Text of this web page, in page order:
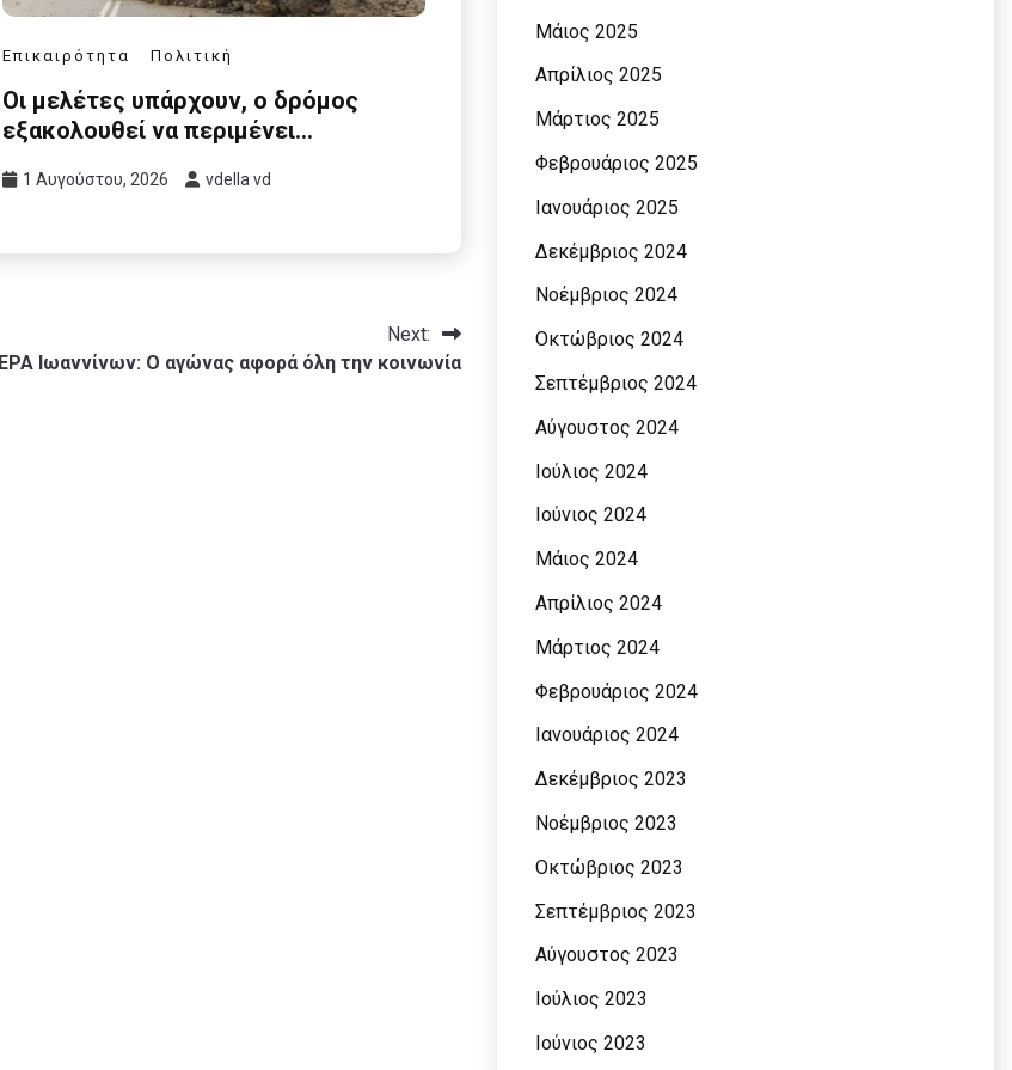
Επικαιρότητα Πολιτική
Οι μελέτες υπάρχουν, ο δρόμος
εξακολουθεί να περιμένει…
1 Αυγούστου, 2026 vdella vd
Next:
ΕΡΑ Ιωαννίνων: Ο αγώνας αφορά όλη την κοινωνία
Μάιος 2025
Απρίλιος 2025
Μάρτιος 2025
Φεβρουάριος 2025
Ιανουάριος 2025
Δεκέμβριος 2024
Νοέμβριος 2024
Οκτώβριος 2024
Σεπτέμβριος 2024
Αύγουστος 2024
Ιούλιος 2024
Ιούνιος 2024
Μάιος 2024
Απρίλιος 2024
Μάρτιος 2024
Φεβρουάριος 2024
Ιανουάριος 2024
Δεκέμβριος 2023
Νοέμβριος 2023
Οκτώβριος 2023
Σεπτέμβριος 2023
Αύγουστος 2023
Ιούλιος 2023
Ιούνιος 2023